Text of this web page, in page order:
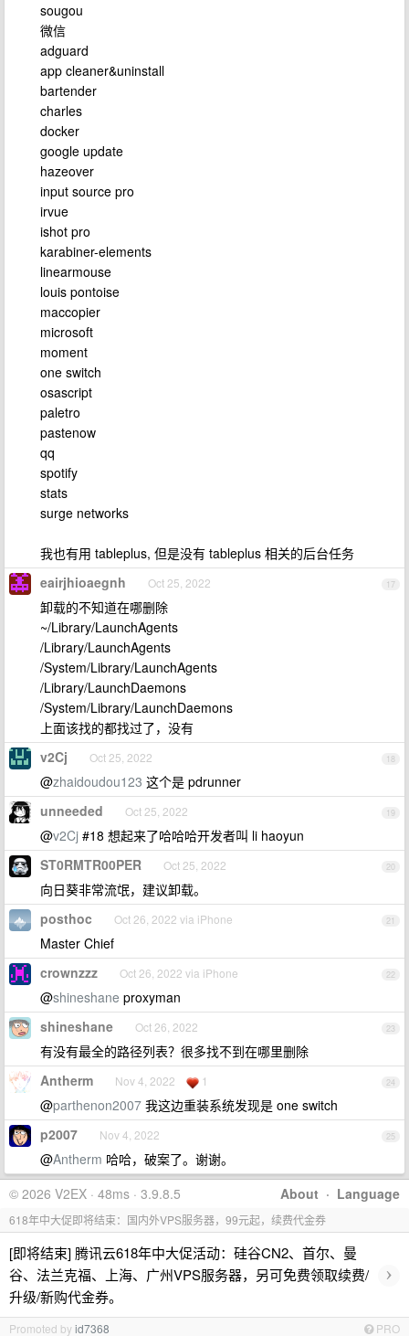
sougou
微信
adguard
app cleaner&uninstall
bartender
charles
docker
google update
hazeover
input source pro
irvue
ishot pro
karabiner-elements
linearmouse
louis pontoise
maccopier
microsoft
moment
one switch
osascript
paletro
pastenow
qq
spotify
stats
surge networks
我也有用 tableplus, 但是没有 tableplus 相关的后台任务
17
eairjhioaegnh Oct 25, 2022
卸载的不知道在哪删除
~/Library/LaunchAgents
/Library/LaunchAgents
/System/Library/LaunchAgents
/Library/LaunchDaemons
/System/Library/LaunchDaemons
上面该找的都找过了，没有
18
v2Cj Oct 25, 2022
@zhaidoudou123 这个是 pdrunner
19
unneeded Oct 25, 2022
@v2Cj #18 想起来了哈哈哈开发者叫 li haoyun
20
ST0RMTR00PER Oct 25, 2022
向日葵非常流氓，建议卸载。
21
posthoc Oct 26, 2022 via iPhone
Master Chief
22
crownzzz Oct 26, 2022 via iPhone
@shineshane proxyman
23
shineshane Oct 26, 2022
有没有最全的路径列表？很多找不到在哪里删除
24
Antherm Nov 4, 2022 1
@parthenon2007 我这边重装系统发现是 one switch
25
p2007 Nov 4, 2022
@Antherm 哈哈，破案了。谢谢。
About · Language
© 2026 V2EX · 48ms · 3.9.8.5
618年中大促即将结束：国内外VPS服务器，99元起，续费代金券
[即将结束] 腾讯云618年中大促活动：硅谷CN2、首尔、曼
谷、法兰克福、上海、广州VPS服务器，另可免费领取续费/
升级/新购代金券。
›
Promoted byid7368 PRO